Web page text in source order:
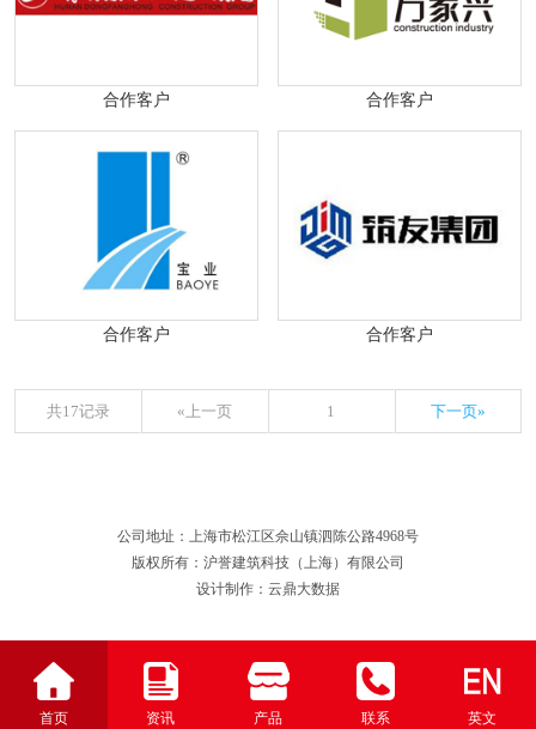
合作客户 合作客户
合作客户 合作客户
共17记录 «上一页 1 下一页»
公司地址：上海市松江区佘山镇泗陈公路4968号
版权所有：沪誉建筑科技（上海）有限公司
设计制作：云鼎大数据
首页 资讯 产品 联系 英文